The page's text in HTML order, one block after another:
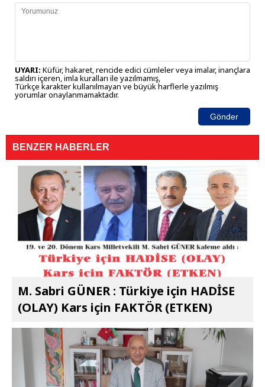
UYARI: Küfür, hakaret, rencide edici cümleler veya imalar, inançlara
saldırı içeren, imla kuralları ile yazılmamış,
Türkçe karakter kullanılmayan ve büyük harflerle yazılmış
yorumlar onaylanmamaktadır.
Gönder
BENZER HABERLER
M. Sabri GÜNER : Türkiye için HADİSE
(OLAY) Kars için FAKTÖR (ETKEN)